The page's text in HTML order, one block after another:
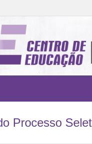
Acesso à
Processo